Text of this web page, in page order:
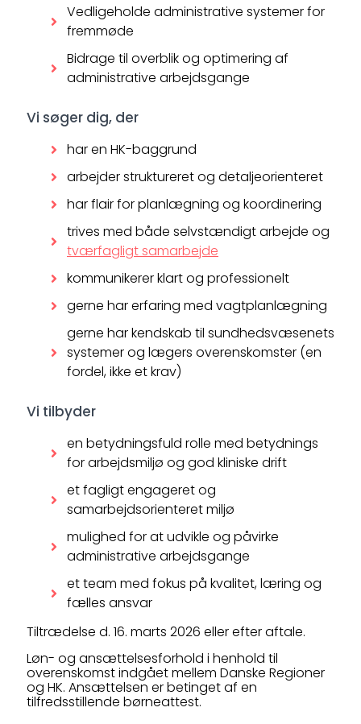
Vedligeholde administrative systemer for
fremmøde
Bidrage til overblik og optimering af
administrative arbejdsgange
Vi søger dig, der
har en HK-baggrund
arbejder struktureret og detaljeorienteret
har flair for planlægning og koordinering
trives med både selvstændigt arbejde og
tværfagligt samarbejde
kommunikerer klart og professionelt
gerne har erfaring med vagtplanlægning
gerne har kendskab til sundhedsvæsenets
systemer og lægers overenskomster (en
fordel, ikke et krav)
Vi tilbyder
en betydningsfuld rolle med betydnings
for arbejdsmiljø og god kliniske drift
et fagligt engageret og
samarbejdsorienteret miljø
mulighed for at udvikle og påvirke
administrative arbejdsgange
et team med fokus på kvalitet, læring og
fælles ansvar
Tiltrædelse d. 16. marts 2026 eller efter aftale.
Løn- og ansættelsesforhold i henhold til
overenskomst indgået mellem Danske Regioner
og HK. Ansættelsen er betinget af en
tilfredsstillende børneattest.